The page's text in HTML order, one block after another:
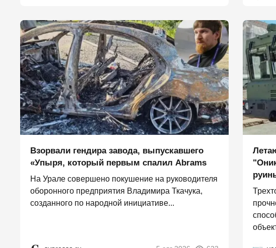
Взорвали гендира завода, выпускавшего
«Упыря, который первым спалил Abrams
На Урале совершено покушение на руководителя
оборонного предприятия Владимира Ткачука,
созданного по народной инициативе...